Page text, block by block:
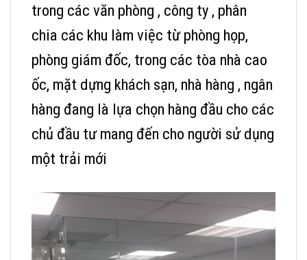
trong các văn phòng , công ty , phân
chia các khu làm việc từ phòng họp,
phòng giám đốc, trong các tòa nhà cao
ốc, mặt dựng khách sạn, nhà hàng , ngân
hàng đang là lựa chọn hàng đầu cho các
chủ đầu tư mang đến cho người sử dụng
một trải mới